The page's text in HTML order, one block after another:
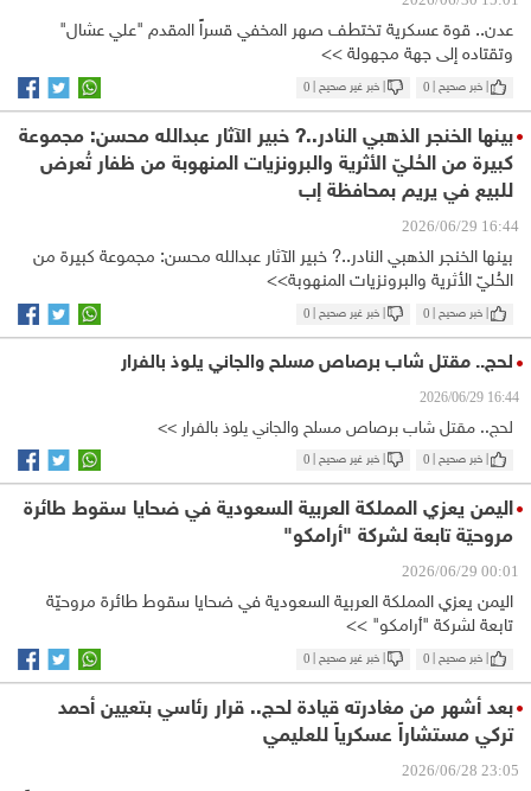
عدن.. قوة عسكرية تختطف صهر المخفي قسراً المقدم "علي عشال"
وتقتاده إلى جهة مجهولة >>
| خبر صحيح | 0 | خبر غير صحيح | 0
بينها الخنجر الذهبي النادر..? خبير الآثار عبدالله محسن: مجموعة
كبيرة من الحُليّ الأثرية والبرونزيات المنهوبة من ظفار تُعرض
للبيع في يريم بمحافظة إب
16:44 2026/06/29
بينها الخنجر الذهبي النادر..? خبير الآثار عبدالله محسن: مجموعة كبيرة من
الحُليّ الأثرية والبرونزيات المنهوبة>>
| خبر صحيح | 0 | خبر غير صحيح | 0
لحج.. مقتل شاب برصاص مسلح والجاني يلوذ بالفرار
16:44 2026/06/29
لحج.. مقتل شاب برصاص مسلح والجاني يلوذ بالفرار >>
| خبر صحيح | 0 | خبر غير صحيح | 0
اليمن يعزي المملكة العربية السعودية في ضحايا سقوط طائرة
مروحيّة تابعة لشركة "أرامكو"
00:01 2026/06/29
اليمن يعزي المملكة العربية السعودية في ضحايا سقوط طائرة مروحيّة
تابعة لشركة "أرامكو" >>
| خبر صحيح | 0 | خبر غير صحيح | 0
بعد أشهر من مغادرته قيادة لحج.. قرار رئاسي بتعيين أحمد
تركي مستشاراً عسكرياً للعليمي
23:05 2026/06/28